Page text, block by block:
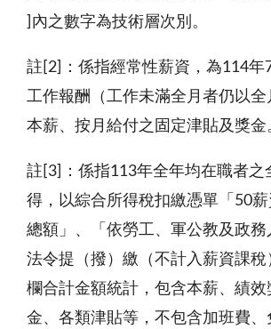
]內之數字為技術層次別。
註 [2]： 係指經常性薪資，為114年
工作報酬（工作未滿全月者仍以
本薪、按月給付之固定津貼及獎金
註 [3]： 係指113年全年均在職者之
得，以綜合所得稅扣繳憑單「50
總額」、「依勞工、軍公教及政務
法令提（撥）繳（不計入薪資課稅
欄合計金額統計，包含本薪、績效
金、各類津貼等，不包含加班費、